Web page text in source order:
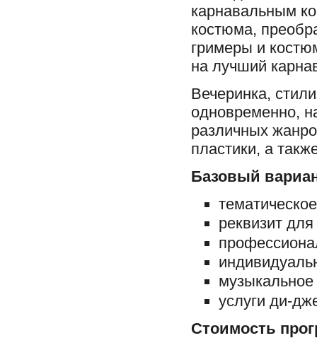
карнавальным
костюма,
гримеры и
на лучший
Вечеринка,
одновременно,
различных
пластики, а
Базовый
реквизит для
услуги ди-
Стоимость